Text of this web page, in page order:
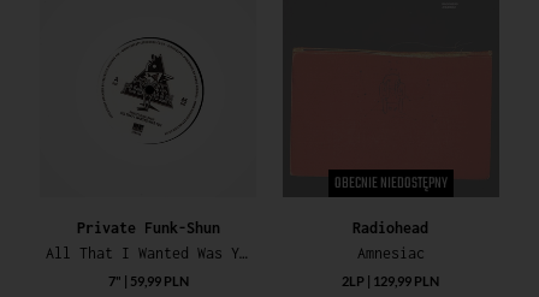
Private Funk-Shun
All That I Wanted Was You / Fantasy
7" | 59,99 PLN
OBECNIE NIEDOSTĘPNY
Radiohead
Amnesiac
2LP | 129,99 PLN